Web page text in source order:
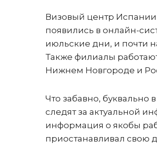
Визовый центр
появились в онлайн-
июльские дни, и почти
Также филиалы
Нижнем Новгороде и
Что забавно, буквально
следят за актуальной
информация о якобы
приостанавливал свою